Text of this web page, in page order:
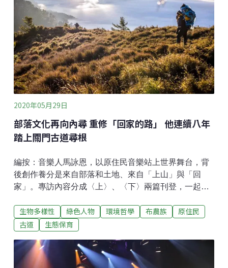
後好評不斷，狂賣達兩萬張，連續蟬聯十週KKBOX華語
專輯排行榜冠軍，打下了連他自己都意外的好成績。在
數位化的現今，大家習慣在網路來收聽音樂，愈來愈少
人購買實體專輯，也很少人會專輯裡面的每一首歌按照
曲目，從頭到尾都詳細的聽一遍，大部分的人都是聽那
些主打歌、點閱率高的熱門歌曲。用單曲或隨機播放來
聽歌雖然更為便利，但就沒有辦法知
2020年05月29日
部落文化再向內尋 重修「回家的路」 他連續八年
踏上關門古道尋根
編按：音樂人馬詠恩，以原住民音樂站上世界舞台，背
後創作養分是來自部落和土地、來自「上山」與「回
家」。專訪內容分成〈上〉、〈下〉兩篇刊登，一起跟
一個真正的布農人，讓傳統領域不再只是憑空想像，更
讓音樂和文化的滋養，成為一條常常走的路。有底線的
樂，他始終還是個部落青年。2010年，大學好友蔡昇達
來部落參加他姐姐的婚禮，在整個過程中感到相當震
生物多樣性 綠色人物 環境哲學 布農族
原住民
古道
生態保育